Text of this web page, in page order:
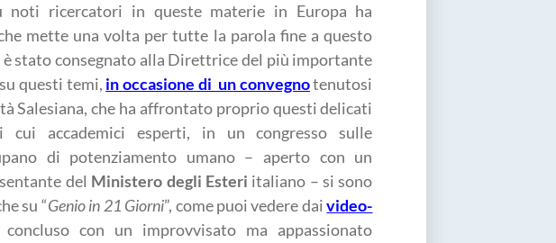
noti ricercatori in queste materie in Europa ha
mette una volta per tutte la parola fine a questo
è stato consegnato alla Direttrice del più importante
questi temi, in occasione di un convegnotenutosi
Salesiana, che ha affrontato proprio questi delicati
accademici esperti, in un congresso sulle
di potenziamento umano – aperto con un
del Ministero degli Esteri italiano – si sono
su “Genio in 21 Giorni”, come puoi vedere daivideo-
con un improvvisato ma appassionato